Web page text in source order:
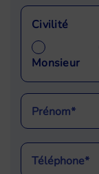
Civilité
Monsieur